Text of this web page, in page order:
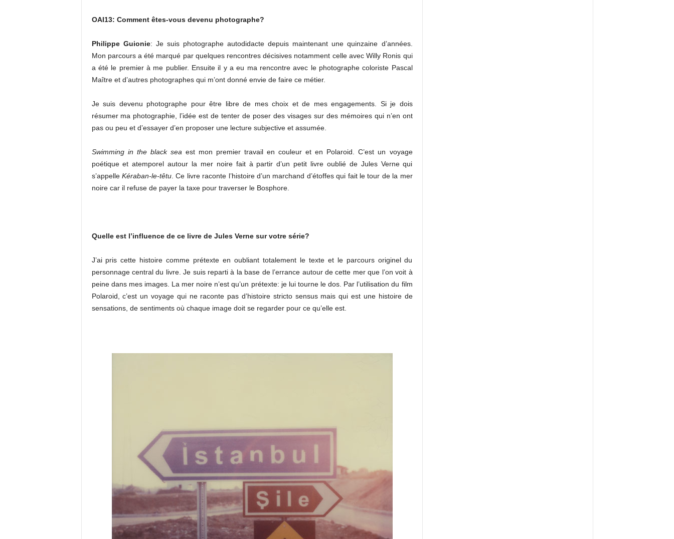
OAI13: Comment êtes-vous devenu photographe?
Philippe Guionie: Je suis photographe autodidacte depuis maintenant une quinzaine d’années.
Mon parcours a été marqué par quelques rencontres décisives notamment celle avec Willy Ronis qui
a été le premier à me publier. Ensuite il y a eu ma rencontre avec le photographe coloriste Pascal
Maître et d’autres photographes qui m’ont donné envie de faire ce métier.
Je suis devenu photographe pour être libre de mes choix et de mes engagements. Si je dois
résumer ma photographie, l’idée est de tenter de poser des visages sur des mémoires qui n’en ont
pas ou peu et d’essayer d’en proposer une lecture subjective et assumée.
Swimming in the black sea est mon premier travail en couleur et en Polaroid. C’est un voyage
poétique et atemporel autour la mer noire fait à partir d’un petit livre oublié de Jules Verne qui
s’appelle Kéraban-le-têtu. Ce livre raconte l’histoire d’un marchand d’étoffes qui fait le tour de la mer
noire car il refuse de payer la taxe pour traverser le Bosphore.
Quelle est l’influence de ce livre de Jules Verne sur votre série?
J’ai pris cette histoire comme prétexte en oubliant totalement le texte et le parcours originel du
personnage central du livre. Je suis reparti à la base de l’errance autour de cette mer que l’on voit à
peine dans mes images. La mer noire n’est qu’un prétexte: je lui tourne le dos. Par l’utilisation du film
Polaroid, c’est un voyage qui ne raconte pas d’histoire stricto sensus mais qui est une histoire de
sensations, de sentiments où chaque image doit se regarder pour ce qu’elle est.